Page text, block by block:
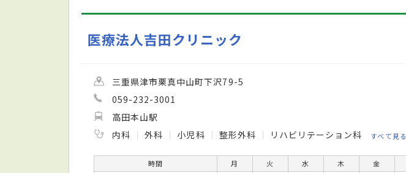
医療法人吉田クリニック
三重県津市栗真中山町下沢79-5
059-232-3001
高田本山駅
内科
外科 小児科 整形外科 リハビリテーション科 すべて見る
時間 月 火 水 木 金